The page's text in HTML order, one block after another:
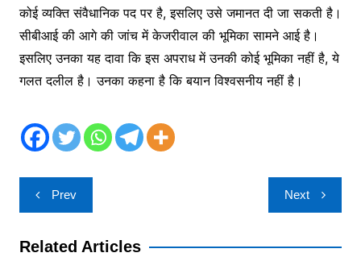
कोई व्यक्ति संवैधानिक पद पर है, इसलिए उसे जमानत दी जा सकती है।
सीबीआई की आगे की जांच में केजरीवाल की भूमिका सामने आई है।
इसलिए उनका यह दावा कि इस अपराध में उनकी कोई भूमिका नहीं है, ये
गलत दलील है। उनका कहना है कि बयान विश्वसनीय नहीं है।
Post
navigation
Prev Next
Related Articles